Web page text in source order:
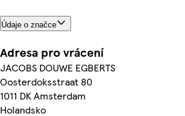
Údaje o značce
Adresa pro vrácení
JACOBS DOUWE EGBERTS
Oosterdoksstraat 80
1011 DK Amsterdam
Holandsko